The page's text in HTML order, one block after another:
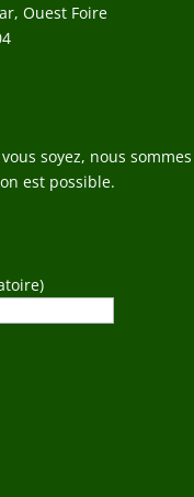
Ouest Foire
soyez, nous
est possible.